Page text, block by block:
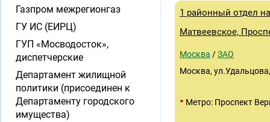
1 районный отдел
Матвеевское,
Москва /ЗАО
Москва,
• Метро: Проспект
Газпром межрегионгаз
ГУ ИС (ЕИРЦ)
ГУП «Мосводосток»,
диспетчерские
Департамент жилищной
политики (присоединен к
Департаменту городского
имущества)